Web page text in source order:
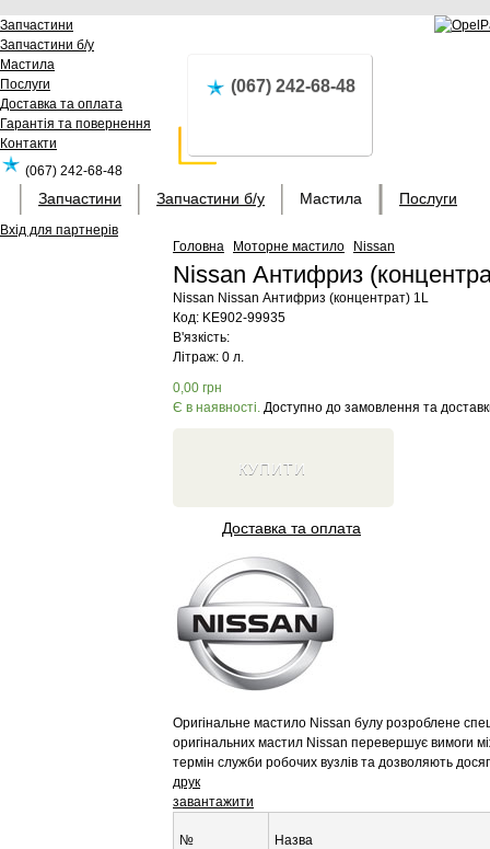
Запчастини
Запчастини б/у
Мастила
Послуги
Доставка та оплата
Гарантія та повернення
Контакти
(067) 242-68-48
Вхід для партнерів
(067) 242-68-48
Запчастини Запчастини б/у Мастила Послуги
Головна Моторне мастило Nissan
Nissan Антифриз
Nissan Nissan Антифриз (концентрат) 1L
Код: KE902-99935
В'язкість:
Літраж: 0 л.
0,00 грн
Є в наявності. Доступно до замовлення та
КУПИТИ
Доставка та оплата
Оригінальне мастило Nissan булу розроблене
оригінальних мастил Nissan перевершує вимоги
термін служби робочих вузлів та дозволяють
друк
завантажити
№ Назва